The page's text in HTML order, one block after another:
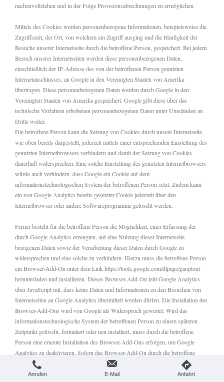
nachzuvollziehen und in der Folge Provisionsabrechnungen zu ermöglichen.
Mittels des Cookies werden personenbezogene Informationen, beispielsweise die
Zugriffszeit, der Ort, von welchem ein Zugriff ausging und die Häufigkeit der
Besuche unserer Internetseite durch die betroffene Person, gespeichert. Bei jedem
Besuch unserer Internetseiten werden diese personenbezogenen Daten,
einschließlich der IP-Adresse des von der betroffenen Person genutzten
Internetanschlusses, an Google in den Vereinigten Staaten von Amerika
übertragen. Diese personenbezogenen Daten werden durch Google in den
Vereinigten Staaten von Amerika gespeichert. Google gibt diese über das
technische Verfahren erhobenen personenbezogenen Daten unter Umständen an
Dritte weiter.
Die betroffene Person kann die Setzung von Cookies durch unsere Internetseite,
wie oben bereits dargestellt, jederzeit mittels einer entsprechenden Einstellung des
genutzten Internetbrowsers verhindern und damit der Setzung von Cookies
dauerhaft widersprechen. Eine solche Einstellung des genutzten Internetbrowsers
würde auch verhindern, dass Google ein Cookie auf dem
informationstechnologischen System der betroffenen Person setzt. Zudem kann
ein von Google Analytics bereits gesetzter Cookie jederzeit über den
Internetbrowser oder andere Softwareprogramme gelöscht werden.
Ferner besteht für die betroffene Person die Möglichkeit, einer Erfassung der
durch Google Analytics erzeugten, auf eine Nutzung dieser Internetseite
bezogenen Daten sowie der Verarbeitung dieser Daten durch Google zu
widersprechen und eine solche zu verhindern. Hierzu muss die betroffene Person
ein Browser-Add-On unter dem Link https://tools.google.com/dlpage/gaoptout
herunterladen und installieren. Dieses Browser-Add-On teilt Google Analytics
über JavaScript mit, dass keine Daten und Informationen zu den Besuchen von
Internetseiten an Google Analytics übermittelt werden dürfen. Die Installation des
Browser-Add-Ons wird von Google als Widerspruch gewertet. Wird das
informationstechnologische System der betroffenen Person zu einem späteren
Zeitpunkt gelöscht, formatiert oder neu installiert, muss durch die betroffene
Person eine erneute Installation des Browser-Add-Ons erfolgen, um Google
Analytics zu deaktivieren. Sofern das Browser-Add-On durch die betroffene
Person oder einer anderen Person, die ihrem Machtbereich zuzurechnen ist,
deinstalliert oder deaktiviert wird, besteht die Möglichkeit der Neuinstallation oder
Anrufen E-Mail Anfahrt